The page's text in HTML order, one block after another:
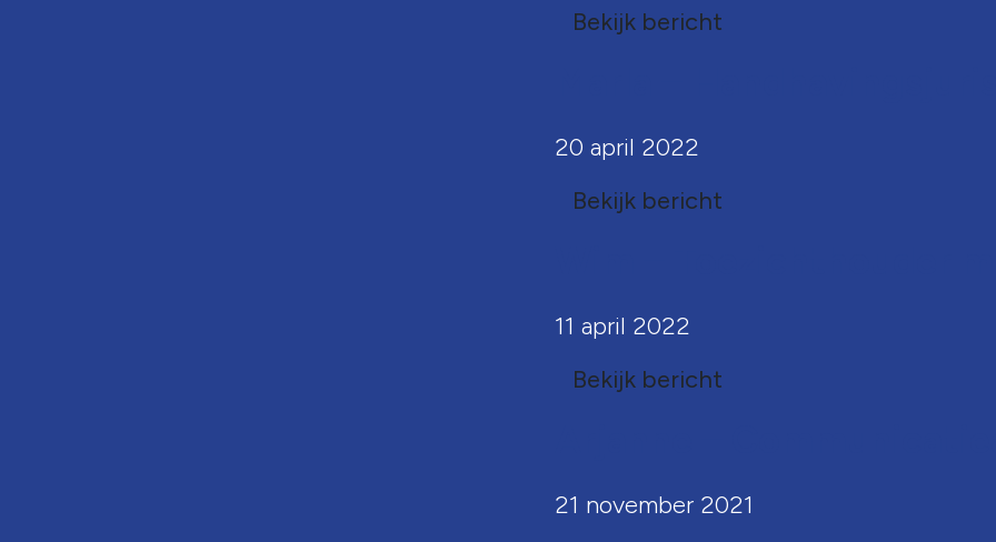
Bekijk bericht
20 april 2022
Bekijk bericht
11 april 2022
Bekijk bericht
21 november 2021